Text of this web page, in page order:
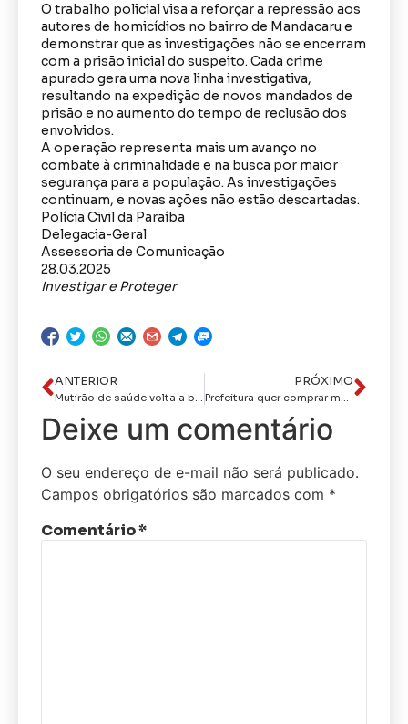
O trabalho policial visa a reforçar a repressão aos
autores de homicídios no bairro de Mandacaru e
demonstrar que as investigações não se encerram
com a prisão inicial do suspeito. Cada crime
apurado gera uma nova linha investigativa,
resultando na expedição de novos mandados de
prisão e no aumento do tempo de reclusão dos
envolvidos.
A operação representa mais um avanço no
combate à criminalidade e na busca por maior
segurança para a população. As investigações
continuam, e novas ações não estão descartadas.
Polícia Civil da Paraíba
Delegacia-Geral
Assessoria de Comunicação
28.03.2025
Investigar e Proteger
ANTERIOR PRÓXIMO
Deixe um comentário
O seu endereço de e-mail não será publicado.
Campos obrigatórios são marcados com *
Comentário*